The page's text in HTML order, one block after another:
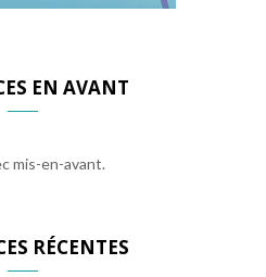
EN AVANT
mis-en-avant.
RÉCENTES